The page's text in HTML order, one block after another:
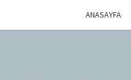
ANASAYFA